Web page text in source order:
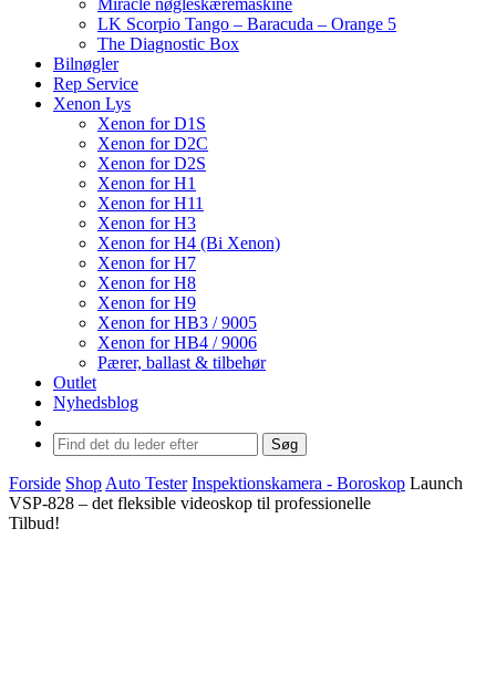
Miracle nøgleskæremaskine
LK Scorpio Tango – Baracuda – Orange 5
The Diagnostic Box
Bilnøgler
Rep Service
Xenon Lys
Xenon for D1S
Xenon for D2C
Xenon for D2S
Xenon for H1
Xenon for H11
Xenon for H3
Xenon for H4 (Bi Xenon)
Xenon for H7
Xenon for H8
Xenon for H9
Xenon for HB3 / 9005
Xenon for HB4 / 9006
Pærer, ballast & tilbehør
Outlet
Nyhedsblog
Søg
Forside Shop Auto Tester Inspektionskamera - Boroskop Launch
VSP-828 – det fleksible videoskop til professionelle
Tilbud!